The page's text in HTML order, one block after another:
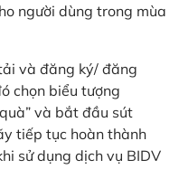
người dùng trong mùa
và đăng ký/ đăng
chọn biểu tượng
và bắt đầu sút
tiếp tục hoàn thành
sử dụng dịch vụ BIDV